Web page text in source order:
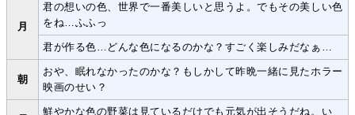
月
君の想いの色、世界で一番美しいと思うよ。でもその美しい色
をね…ふふっ
君が作る色…どんな色になるのかな？すごく楽しみだなぁ…
朝
おや、眠れなかったのかな？もしかして昨晩一緒に見たホラー
映画のせい？
鮮やかな色の野菜は見ているだけでも元気が出そうだね。い